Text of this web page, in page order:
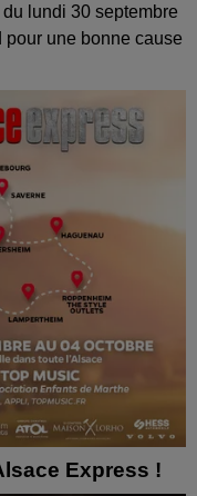
lundi 30 septembre
une bonne cause
Express !